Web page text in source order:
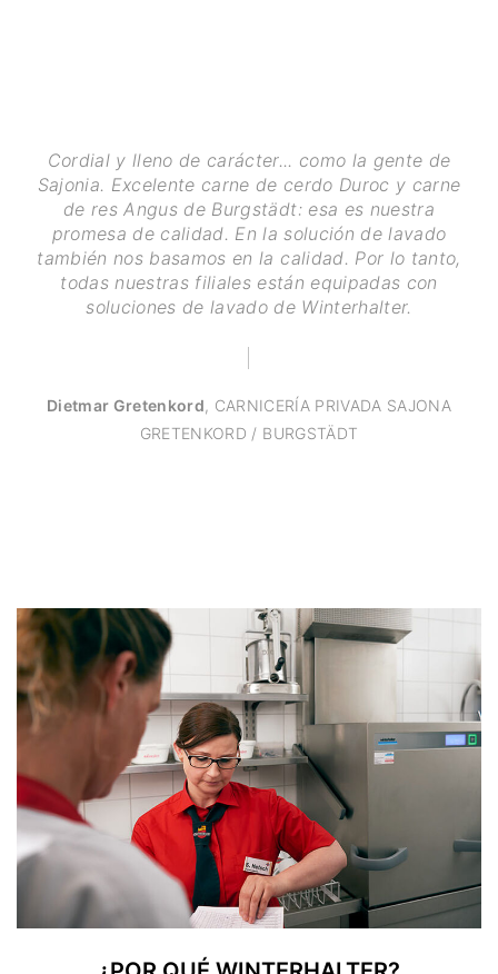
Cordial y lleno de carácter... como la gente de
Sajonia. Excelente carne de cerdo Duroc y carne
de res Angus de Burgstädt: esa es nuestra
promesa de calidad. En la solución de lavado
también nos basamos en la calidad. Por lo tanto,
todas nuestras filiales están equipadas con
soluciones de lavado de Winterhalter.
Dietmar Gretenkord, CARNICERÍA PRIVADA SAJONA
GRETENKORD / BURGSTÄDT